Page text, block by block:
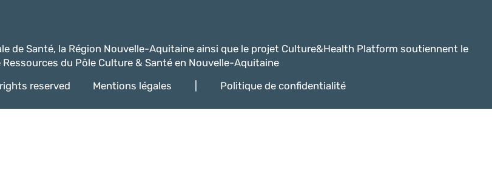
de Santé, la Région Nouvelle-Aquitaine ainsi que le projet Culture&Health Platform soutiennent le
du Pôle Culture & Santé en Nouvelle-Aquitaine
reserved
Mentions légales Politique de confidentialité